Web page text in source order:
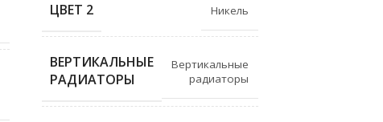
ЦВЕТ 2 Никель
ВЕРТИКАЛЬНЫЕ
РАДИАТОРЫ
Вертикальные
радиаторы